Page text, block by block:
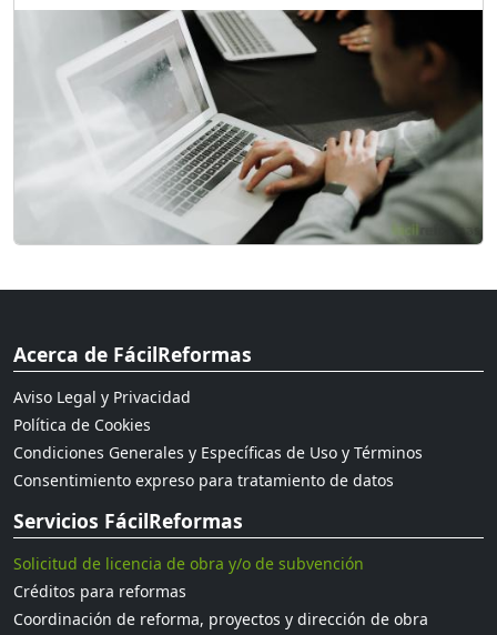
Acerca de FácilReformas
Aviso Legal y Privacidad
Política de Cookies
Condiciones Generales y Específicas de Uso y Términos
Consentimiento expreso para tratamiento de datos
Servicios FácilReformas
Solicitud de licencia de obra y/o de subvención
Créditos para reformas
Coordinación de reforma, proyectos y dirección de obra